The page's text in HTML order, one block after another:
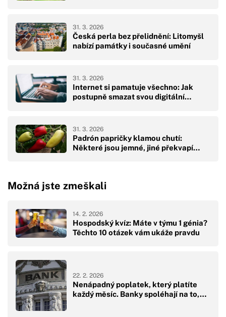
Česká perla bez přelidnění: Litomyšl
nabízí památky i současné umění
31. 3. 2026
Internet si pamatuje všechno: Jak
postupně smazat svou digitální…
31. 3. 2026
Padrón papričky klamou chutí:
Některé jsou jemné, jiné překvapí…
31. 3. 2026
Možná jste zmeškali
Hospodský kvíz: Máte v týmu 1 génia?
Těchto 10 otázek vám ukáže pravdu
14. 2. 2026
Nenápadný poplatek, který platíte
každý měsíc. Banky spoléhají na to,…
22. 2. 2026